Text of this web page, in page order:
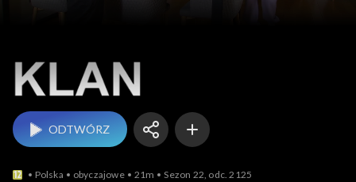
ODTWÓRZ
Polska obyczajowe 21m Sezon 22, odc. 2125